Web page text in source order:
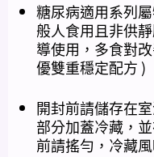
糖尿病適用系列
般人食用且非供
導使用，多食對
優雙重穩定配方 )
開封前請儲存在
部分加蓋冷藏，
前請搖勻，冷藏